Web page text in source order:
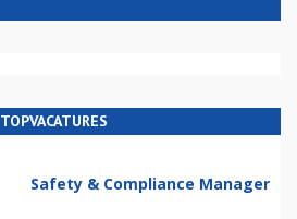
TOPVACATURES
Safety & Compliance Manager